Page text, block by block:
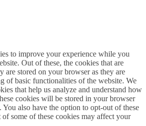
to improve your experience while you
Out of these, the cookies that are
are stored on your browser as they are
of basic functionalities of the website. We
that help us analyze and understand how
cookies will be stored in your browser
also have the option to opt-out of these
some of these cookies may affect your